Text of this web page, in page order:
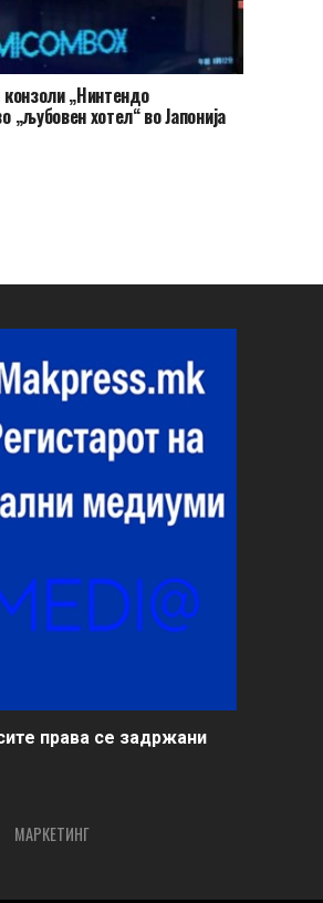
„Нинтендо
„љубовен хотел“ во Јапонија
права се задржани
МАРКЕТИНГ